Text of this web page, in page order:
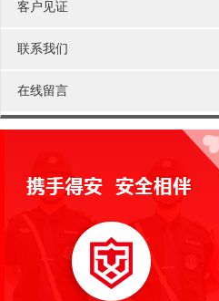
客户见证
联系我们
在线留言